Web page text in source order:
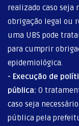
realizado caso seja
obrigação legal ou
uma UBS pode
para cumprir
epidemiológica.
- Execução de
pública: O
caso seja
pública pela